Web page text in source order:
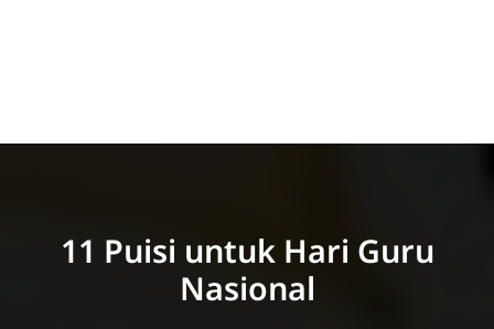
11 Puisi untuk Hari Guru
Nasional